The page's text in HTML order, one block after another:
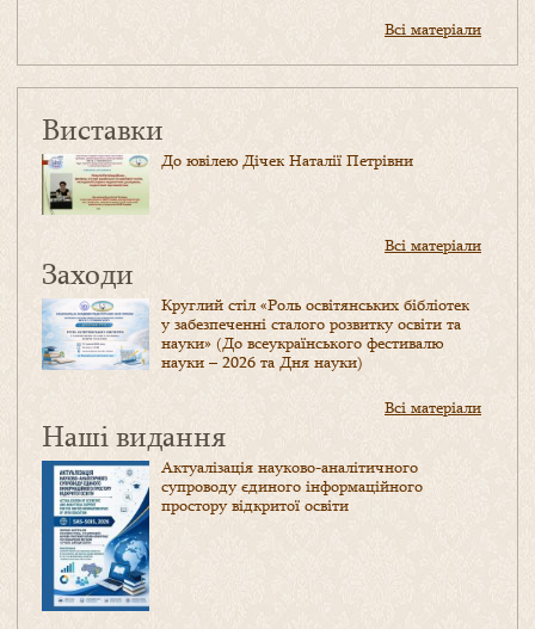
Всі матеріали
Виставки
До ювілею Дічек Наталії Петрівни
Всі матеріали
Заходи
Круглий стіл «Роль освітянських бібліотек
у забезпеченні сталого розвитку освіти та
науки» (До всеукраїнського фестивалю
науки – 2026 та Дня науки)
Всі матеріали
Наші видання
Актуалізація науково-аналітичного
супроводу єдиного інформаційного
простору відкритої освіти